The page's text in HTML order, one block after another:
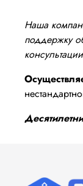
Наша
поддержку